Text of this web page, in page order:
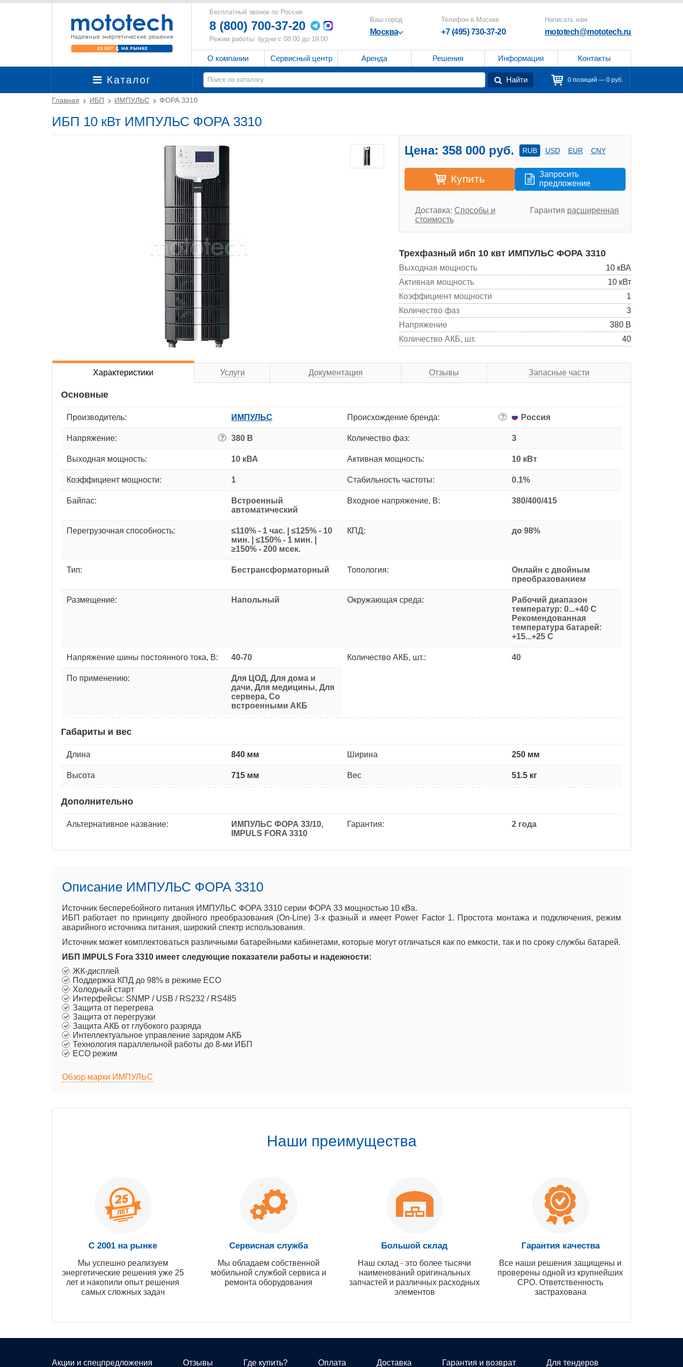
Бесплатный звонок по России
8 (800) 700-37-20
Режим работы: будни с 08:00 до 19:00
Ваш город
Москва
Телефон в Москве
+7 (495) 730-37-20
Написать нам
mototech@mototech.ru
О компании Сервисный центр Аренда Решения Информация Контакты
Каталог Найти 0 позиций — 0 руб.
Главная ИБП ИМПУЛЬС ФОРА 3310
ИБП 10 кВт ИМПУЛЬС ФОРА 3310
Цена: 358 000 руб. RUB USD EUR CNY
Купить
Запросить
предложение
Доставка: Способы и
стоимость
Гарантия расширенная
Трехфазный ибп 10 квт ИМПУЛЬС ФОРА 3310
Выходная мощность
10 кВА
Активная мощность
10 кВт
Коэффициент мощности
1
Количество фаз
3
Напряжение
380 В
Количество АКБ, шт.
40
Характеристики Услуги Документация Отзывы Запасные части
Основные
Производитель: ИМПУЛЬС Происхождение бренда: ? Россия
Напряжение: ? 380 В Количество фаз: 3
Выходная мощность: 10 кВА Активная мощность: 10 кВт
Коэффициент мощности: 1 Стабильность частоты: 0.1%
Байпас:
Встроенный
автоматический
Входное напряжение, В: 380/400/415
Перегрузочная способность:
≤110% - 1 час. | ≤125% - 10
мин. | ≤150% - 1 мин. |
≥150% - 200 мсек.
КПД: до 98%
Тип: Бестрансформаторный Топология:
Онлайн с двойным
преобразованием
Размещение: Напольный Окружающая среда:
Рабочий диапазон
температур: 0...+40 С
Рекомендованная
температура батарей:
+15...+25 С
Напряжение шины постоянного тока, В: 40-70 Количество АКБ, шт.: 40
По применению:
Для ЦОД, Для дома и
дачи, Для медицины, Для
сервера, Со
встроенными АКБ
Габариты и вес
Длина 840 мм Ширина 250 мм
Высота 715 мм Вес 51.5 кг
Дополнительно
Альтернативное название:
ИМПУЛЬС ФОРА 33/10,
IMPULS FORA 3310
Гарантия: 2 года
Описание ИМПУЛЬС ФОРА 3310
Источник бесперебойного питания ИМПУЛЬС ФОРА 3310 серии ФОРА 33 мощностью 10 кВа.
ИБП работает по принципу двойного преобразования (On-Line) 3-х фазный и имеет Power Factor 1. Простота монтажа и подключения, режим
аварийного источника питания, широкий спектр использования.
Источник может комплектоваться различными батарейными кабинетами, которые могут отличаться как по емкости, так и по сроку службы батарей.
ИБП IMPULS Fora 3310 имеет следующие показатели работы и надежности:
ЖК-дисплей
Поддержка КПД до 98% в режиме ECO
Холодный старт
Интерфейсы: SNMP / USB / RS232 / RS485
Защита от перегрева
Защита от перегрузки
Защита АКБ от глубокого разряда
Интеллектуальное управление зарядом АКБ
Технология параллельной работы до 8-ми ИБП
ECO режим
Обзор марки ИМПУЛЬС
Наши преимущества
С 2001 на рынке
Мы успешно реализуем
энергетические решения уже 25
лет и накопили опыт решения
самых сложных задач
Сервисная служба
Мы обладаем собственной
мобильной службой сервиса и
ремонта оборудования
Большой склад
Наш склад - это более тысячи
наименований оригинальных
запчастей и различных расходных
элементов
Гарантия качества
Все наши решения защищены и
проверены одной из крупнейших
СРО. Ответственность
застрахована
Акции и спецпредложения Отзывы Где купить? Оплата Доставка Гарантия и возврат Для тендеров